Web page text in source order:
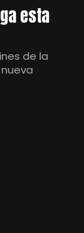
esta
de la